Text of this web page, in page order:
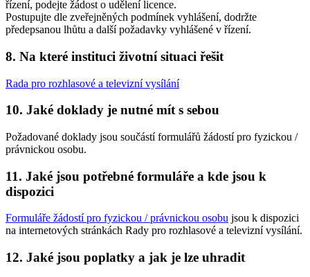
řízení, podejte žádost o udělení licence.
Postupujte dle zveřejněných podmínek vyhlášení, dodržte
předepsanou lhůtu a další požadavky vyhlášené v řízení.
8. Na které instituci životní situaci řešit
Rada pro rozhlasové a televizní vysílání
10. Jaké doklady je nutné mít s sebou
Požadované doklady jsou součástí formulářů žádostí pro fyzickou /
právnickou osobu.
11. Jaké jsou potřebné formuláře a kde jsou k
dispozici
Formuláře žádostí pro fyzickou / právnickou osobu jsou k dispozici
na internetových stránkách Rady pro rozhlasové a televizní vysílání.
12. Jaké jsou poplatky a jak je lze uhradit